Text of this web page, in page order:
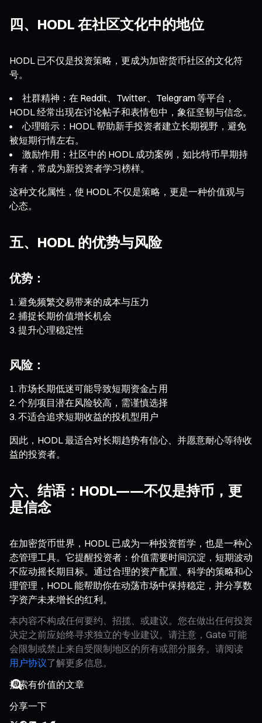
四、HODL 在社区文化中的地位
HODL 已不仅是投资策略，更成为加密货币社区的文化符
号。
社群精神：在 Reddit、Twitter、Telegram 等平台，
HODL 经常出现在讨论帖子和表情包中，象征坚韧与信念。
心理暗示：HODL 帮助新手投资者建立长期视野，避免
被短期行情左右。
激励作用：社区中的 HODL 成功案例，如比特币早期持
有者，常成为新投资者学习榜样。
这种文化属性，使 HODL 不仅是策略，更是一种价值观与
心态。
五、HODL 的优势与风险
优势：
避免频繁交易带来的成本与压力
捕捉长期价值增长机会
提升心理稳定性
风险：
市场长期低迷可能导致短期资金占用
个别项目潜在风险较高，需谨慎选择
不适合追求短期收益的投机型用户
因此，HODL 最适合对长期趋势有信心、并愿意耐心等待收
益的投资者。
六、结语：HODL——不仅是持币，更
是信念
在加密货币世界，HODL 已成为一种投资哲学，也是一种心
态管理工具。它提醒投资者：价值需要时间沉淀，短期波动
不应动摇长期目标。通过合理的资产配置、科学的策略和心
理管理，HODL 能帮助你在动荡市场中保持稳定，并分享数
字资产未来增长的红利。
本内容不构成任何要约、招揽、或建议。您在做出任何投资
决定之前应始终寻求独立的专业建议。请注意，Gate 可能
会限制或禁止来自受限制地区的所有或部分服务。请阅读
用户协议了解更多信息。
分享一下